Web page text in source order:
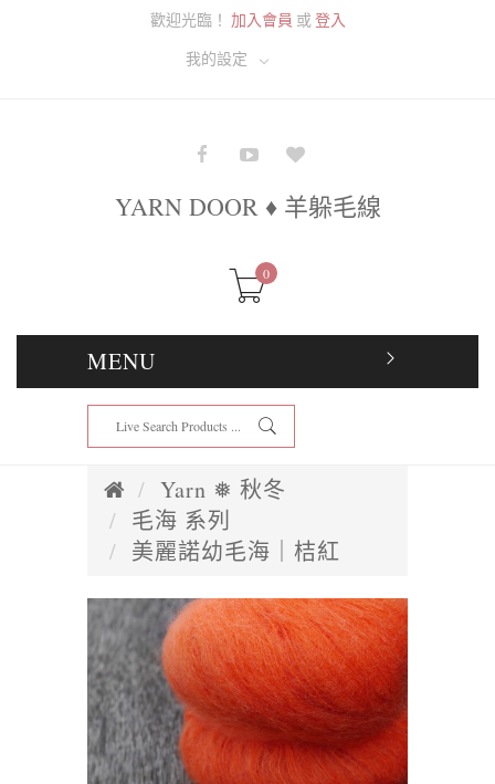
歡迎光臨！ 加入會員 或登入
我的設定
YARN DOOR ♦ 羊躲毛線
0
MENU
Yarn ❅ 秋冬
毛海 系列
美麗諾幼毛海｜桔紅